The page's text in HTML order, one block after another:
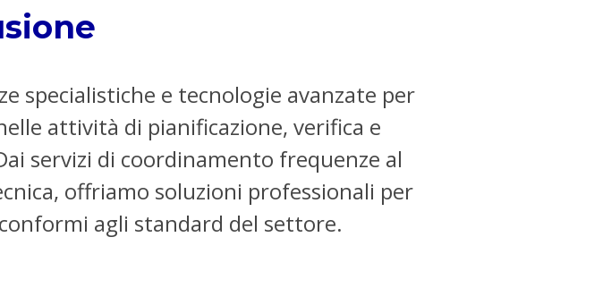
specialistiche e tecnologie avanzate per
attività di pianificazione, verifica e
servizi di coordinamento frequenze al
offriamo soluzioni professionali per
agli standard del settore.